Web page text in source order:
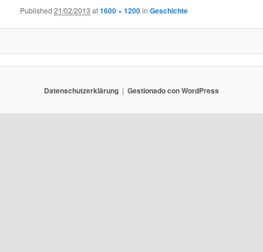
Published21/02/2013 at1600 × 1200inGeschichte
Datenschutzerklärung Gestionado con WordPress